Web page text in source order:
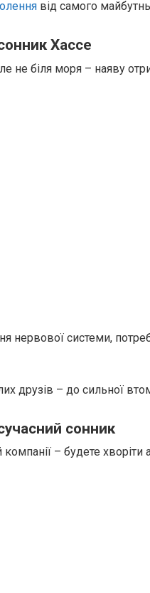
від самого
Хассе
не біля моря – наяву
нервової системи,
друзів – до сильної
сонник
– будете хворіти